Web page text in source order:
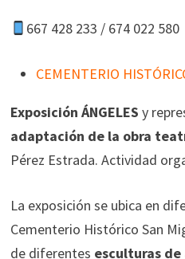
667 428 233 / 674 022 580
CEMENTERIO
Exposición ÁNGELES y
adaptación de la obra
Pérez Estrada. Actividad
La exposición se ubica en
Cementerio Histórico San
de diferentes esculturas de